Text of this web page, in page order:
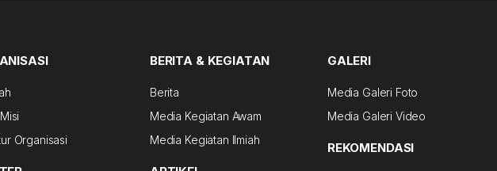
Organisasi
BERITA & KEGIATAN
Berita
Media Kegiatan Awam
Media Kegiatan Ilmiah
GALERI
Media Galeri Foto
Media Galeri Video
REKOMENDASI